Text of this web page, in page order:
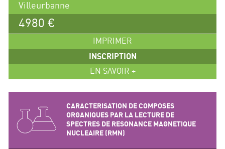
Villeurbanne
4980 €
IMPRIMER
INSCRIPTION
EN SAVOIR +
CARACTERISATION DE COMPOSES
ORGANIQUES PAR LA LECTURE DE
SPECTRES DE RESONANCE MAGNETIQUE
NUCLEAIRE (RMN)